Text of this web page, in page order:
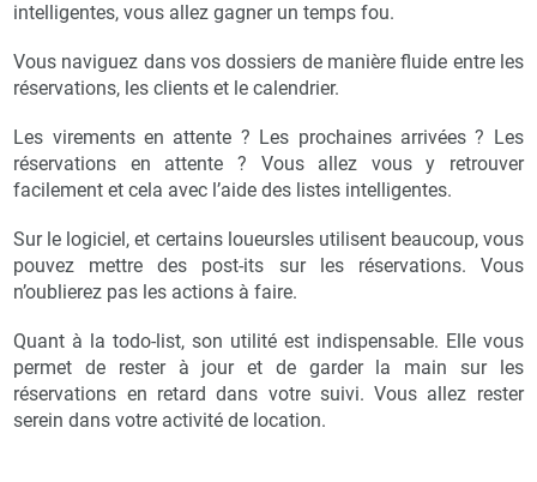
intelligentes, vous allez gagner un temps fou.
Vous naviguez dans vos dossiers de manière fluide entre les
réservations, les clients et le calendrier.
Les virements en attente ? Les prochaines arrivées ? Les
réservations en attente ? Vous allez vous y retrouver
facilement et cela avec l’aide des listes intelligentes.
Sur le logiciel, et certains loueursles utilisent beaucoup, vous
pouvez mettre des post-its sur les réservations. Vous
n’oublierez pas les actions à faire.
Quant à la todo-list, son utilité est indispensable. Elle vous
permet de rester à jour et de garder la main sur les
réservations en retard dans votre suivi. Vous allez rester
serein dans votre activité de location.